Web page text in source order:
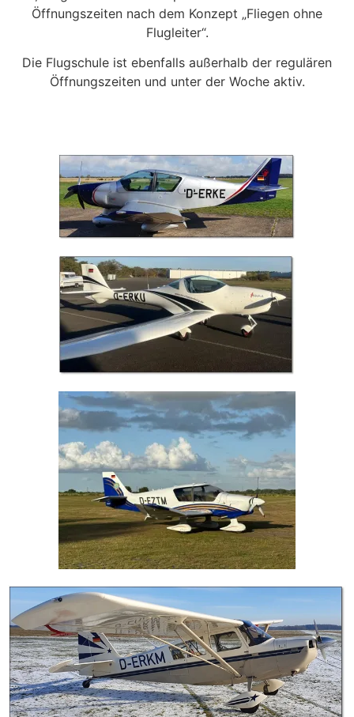
Öffnungszeiten nach dem Konzept „Fliegen ohne
Flugleiter“.
Die Flugschule ist ebenfalls außerhalb der regulären
Öffnungszeiten und unter der Woche aktiv.